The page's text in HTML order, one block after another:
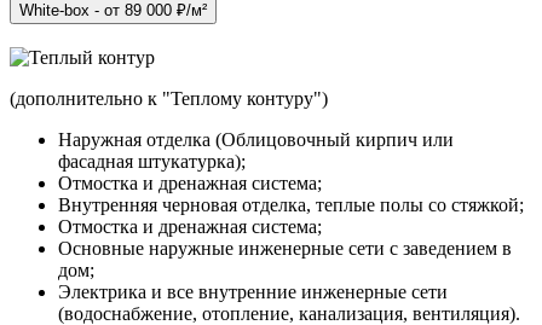
White-box - от 89 000 ₽/м²
(дополнительно к "Теплому контуру")
Наружная отделка (Облицовочный кирпич или
фасадная штукатурка);
Отмостка и дренажная система;
Внутренняя черновая отделка, теплые полы со стяжкой;
Отмостка и дренажная система;
Основные наружные инженерные сети с заведением в
дом;
Электрика и все внутренние инженерные сети
(водоснабжение, отопление, канализация, вентиляция).